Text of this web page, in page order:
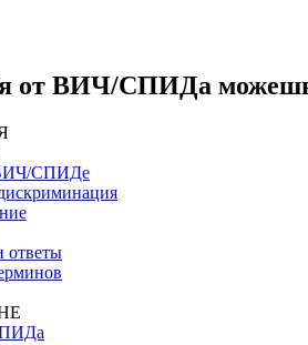
от ВИЧ/СПИДа
СПИДе
ответы